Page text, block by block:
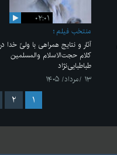
۰۲:۰۱
منتخب فیلم
آثار و نتایج همراهی با ولیّ خدا در
کلام حجت‌الاسلام والمسلمین
طباطبایی‌نژاد
۱۳ /مرداد/ ۱۴۰۵
۱ ۲